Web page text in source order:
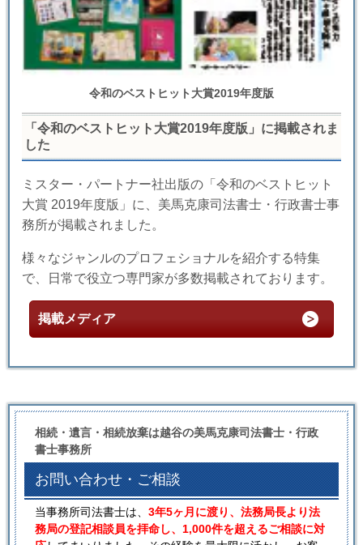
令和のベストヒット大賞2019年度版
「令和のベストヒット大賞2019年度版」に掲載されま
した
ミスター・パートナー社出版の「令和のベストヒット
大賞 2019年度版」に、美馬克康司法書士・行政書士事
務所が掲載されました。
様々なジャンルのプロフェショナルを紹介する特集
で、日常で役立つ専門家が多数掲載されております。
掲載メディア
相続・遺言・相続放棄は越谷の美馬克康司法書士・行政
書士事務所
お問い合わせ・ご相談
当事務所司法書士は、 3年5ヶ月に渡り、法務局長より法
務局の登記相談員を拝命し、1,000件を超えるご相談に対